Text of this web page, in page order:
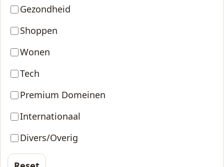
Gezondheid
Shoppen
Wonen
Tech
Premium Domeinen
Internationaal
Divers/Overig